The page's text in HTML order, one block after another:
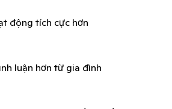
động tích cực hơn
luận hơn từ gia đình